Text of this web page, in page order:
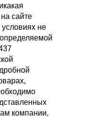
сайте
не
компании,